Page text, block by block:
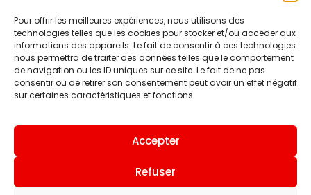
Pour offrir les meilleures expériences, nous utilisons des
technologies telles que les cookies pour stocker et/ou accéder aux
informations des appareils. Le fait de consentir à ces technologies
nous permettra de traiter des données telles que le comportement
de navigation ou les ID uniques sur ce site. Le fait de ne pas
consentir ou de retirer son consentement peut avoir un effet négatif
sur certaines caractéristiques et fonctions.
Accepter
Refuser
ACTUALITÉS
CLUB
BOUTIQUE
HISTOIRE
ÉQUIPE PREMIERE
INFOS ET CONTACT